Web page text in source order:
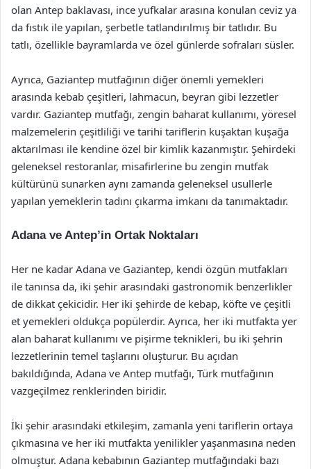
olan Antep baklavası, ince yufkalar arasına konulan ceviz ya
da fıstık ile yapılan, şerbetle tatlandırılmış bir tatlıdır. Bu
tatlı, özellikle bayramlarda ve özel günlerde sofraları süsler.
Ayrıca, Gaziantep mutfağının diğer önemli yemekleri
arasında kebab çeşitleri, lahmacun, beyran gibi lezzetler
vardır. Gaziantep mutfağı, zengin baharat kullanımı, yöresel
malzemelerin çeşitliliği ve tarihi tariflerin kuşaktan kuşağa
aktarılması ile kendine özel bir kimlik kazanmıştır. Şehirdeki
geleneksel restoranlar, misafirlerine bu zengin mutfak
kültürünü sunarken aynı zamanda geleneksel usullerle
yapılan yemeklerin tadını çıkarma imkanı da tanımaktadır.
Adana ve Antep’in Ortak Noktaları
Her ne kadar Adana ve Gaziantep, kendi özgün mutfakları
ile tanınsa da, iki şehir arasındaki gastronomik benzerlikler
de dikkat çekicidir. Her iki şehirde de kebap, köfte ve çeşitli
et yemekleri oldukça popülerdir. Ayrıca, her iki mutfakta yer
alan baharat kullanımı ve pişirme teknikleri, bu iki şehrin
lezzetlerinin temel taşlarını oluşturur. Bu açıdan
bakıldığında, Adana ve Antep mutfağı, Türk mutfağının
vazgeçilmez renklerinden biridir.
İki şehir arasındaki etkileşim, zamanla yeni tariflerin ortaya
çıkmasına ve her iki mutfakta yenilikler yaşanmasına neden
olmuştur. Adana kebabının Gaziantep mutfağındaki bazı